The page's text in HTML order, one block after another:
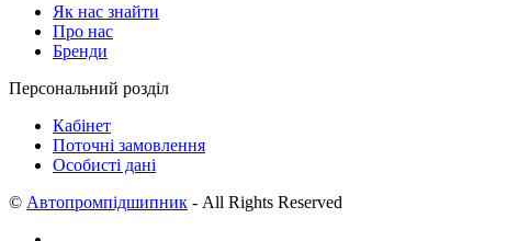
Як нас знайти
Про нас
Бренди
Персональний розділ
Кабінет
Поточні замовлення
Особисті дані
© Автопромпідшипник - All Rights Reserved